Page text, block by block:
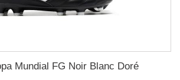
Mundial FG Noir Blanc Doré